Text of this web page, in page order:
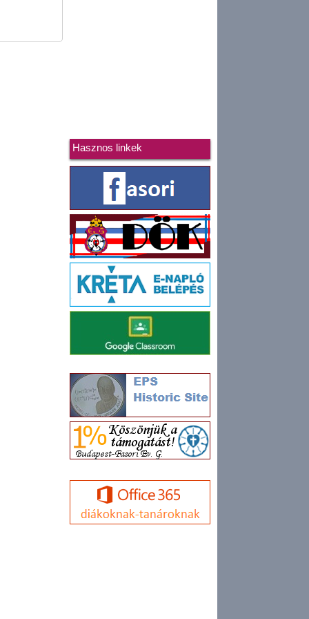
Hasznos linkek